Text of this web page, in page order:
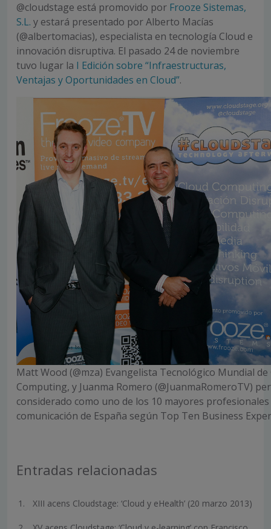
@cloudstage está promovido por Frooze Sistemas,
S.L. y estará presentado por Alberto Macías
(@albertomacias), especialista en tecnología Cloud e
innovación disruptiva. El pasado 24 de noviembre
tuvo lugar la I Edición sobre “Infraestructuras,
Ventajas y Oportunidades en Cloud”.
Matt Wood (@mza) Evangelista Tecnológico Mundial de
Computing, y Juanma Romero (@JuanmaRomeroTV)
considerado como uno de los 10 mayores profesionales
comunicación de España según Top Ten Business
Entradas relacionadas
XIII acens Cloudstage: ‘Cloud y eHealth’ (20 marzo 2013)